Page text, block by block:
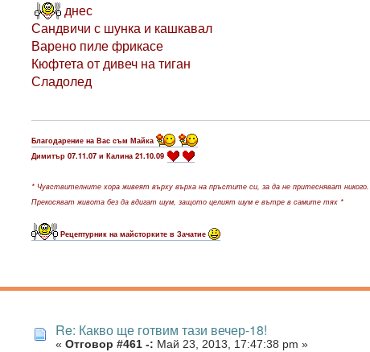
днес
Сандвичи с шунка и кашкавал
Варено пиле фрикасе
Кюфтета от дивеч на тиган
Сладолед
Благодарение на Вас съм Майка
Димитър 07.11.07 и Калина 21.10.09
* Чувствителните хора живеят върху върха на пръстите си, за да не притесняват никого.
Прекосяват живота без да вдигат шум, защото целият шум е вътре в самите тях *
Рецептурник на майсторките в Зачатие
Re: Какво ще готвим тази вечер-18!
« Отговор #461 -: Май 23, 2013, 17:47:38 pm »